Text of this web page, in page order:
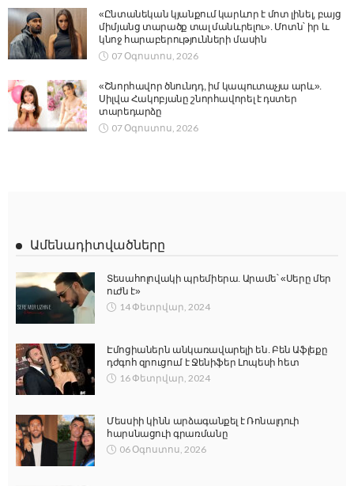
«Ընտանեկան կյանքում կարևոր է մոտ լինել, բայց
միմյանց տարածք տալ մանևրելու». Մոտն՝ իր և
կնոջ հարաբերությունների մասին
07 Օգոստոս, 2026
«Շնորհավոր ծնունդդ, իմ կապուտաչյա արև».
Սիլվա Հակոբյանը շնորհավորել է դստեր
տարեդարձը
07 Օգոստոս, 2026
Ամենադիտվածները
Տեսահոլովակի պրեմիերա. Արամե՝ «Սերը մեր
ուժն է»
14 Փետրվար, 2024
Էմոցիաներն անկառավարելի են. Բեն Աֆլեքը
դժգոհ զրուցում է Ջենիֆեր Լոպեսի հետ
16 Փետրվար, 2024
Մեսսիի կինն արձագանքել է Ռոնալդուի
հարսնացուի գրառմանը
06 Օգոստոս, 2026